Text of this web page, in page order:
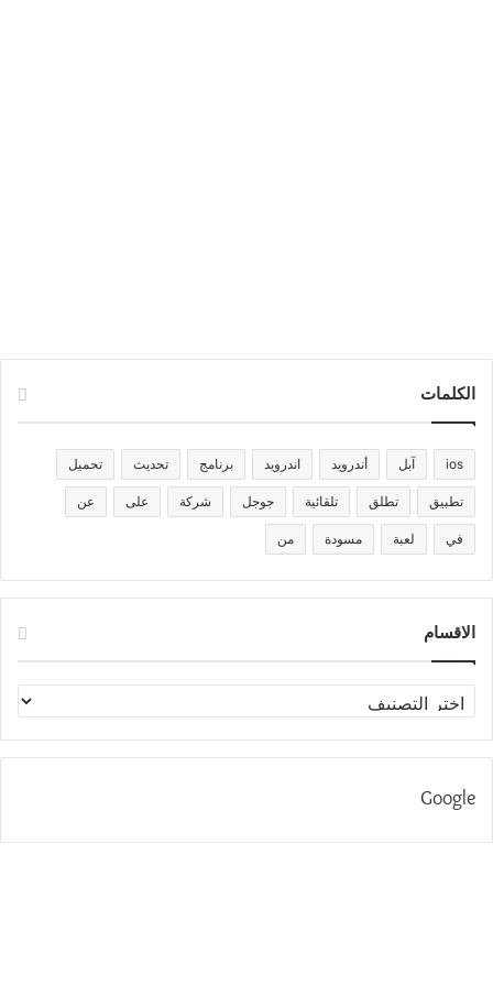
الكلمات
ios آبل أندرويد اندرويد برنامج تحديث تحميل
تطبيق تطلق تلقائية جوجل شركة على عن
في لعبة مسودة من
الاقسام
الاقسام
Google